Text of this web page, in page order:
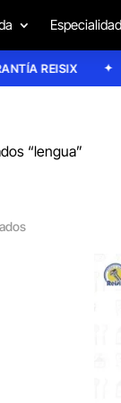
REISIX
“lengua”